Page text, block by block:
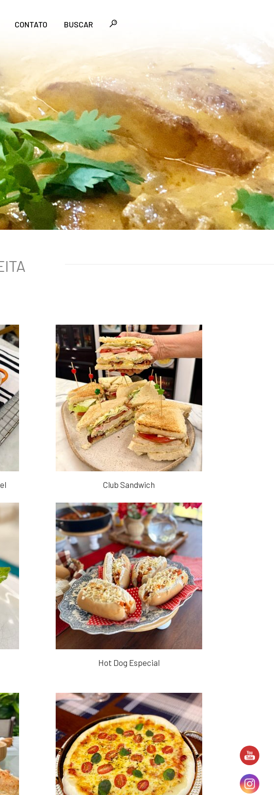
CONTATO BUSCAR
Club Sandwich
Hot Dog Especial